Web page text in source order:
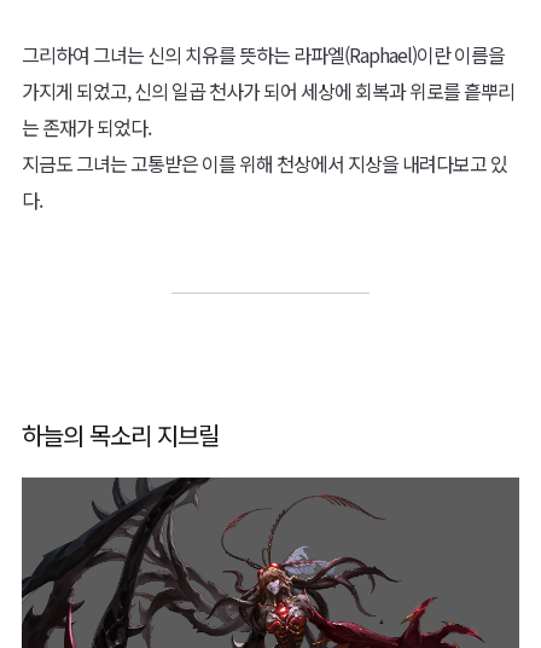
그리하여 그녀는 신의 치유를 뜻하는 라파엘(Raphael)이란 이름을
가지게 되었고, 신의 일곱 천사가 되어 세상에 회복과 위로를 흩뿌리
는 존재가 되었다.
지금도 그녀는 고통받은 이를 위해 천상에서 지상을 내려다보고 있
다.
하늘의 목소리 지브릴